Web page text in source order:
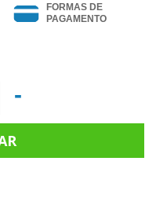
FORMAS DE
PAGAMENTO
-